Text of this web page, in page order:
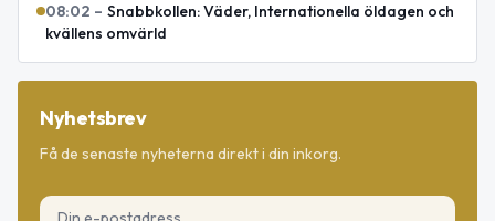
08:02 – Snabbkollen: Väder, Internationella öldagen och
kvällens omvärld
Nyhetsbrev
Få de senaste nyheterna direkt i din inkorg.